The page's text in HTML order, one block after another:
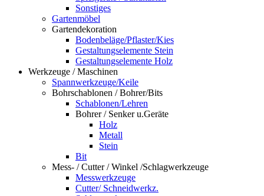
Sonstiges
Gartenmöbel
Gartendekoration
Bodenbeläge/Pflaster/Kies
Gestaltungselemente Stein
Gestaltungselemente Holz
Werkzeuge / Maschinen
Spannwerkzeuge/Keile
Bohrschablonen / Bohrer/Bits
Schablonen/Lehren
Bohrer / Senker u.Geräte
Holz
Metall
Stein
Bit
Mess- / Cutter / Winkel /Schlagwerkzeuge
Messwerkzeuge
Cutter/ Schneidwerkz.